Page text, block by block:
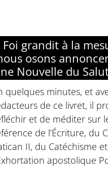
Foi grandit à la
osons
Nouvelle du
quelques minutes, et
de ce livret, il
et de méditer sur
de l’Écriture, du
II, du Catéchisme
apostolique